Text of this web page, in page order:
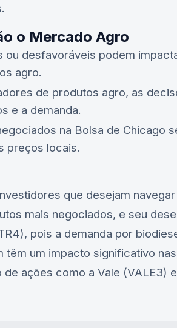
o Mercado Agro
desfavoráveis podem
agro.
de produtos agro, as
e a demanda.
na Bolsa de Chicago
preços locais.
que desejam
mais negociados, e seu
, pois a demanda por
têm um impacto significativo
de ações como a Vale (VALE3) e